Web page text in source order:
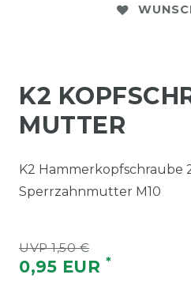
K2
MUTTER
K2 Hammerkopfschraube
Sperrzahnmutter M10
UVP 1,50 €
0,95 EUR *